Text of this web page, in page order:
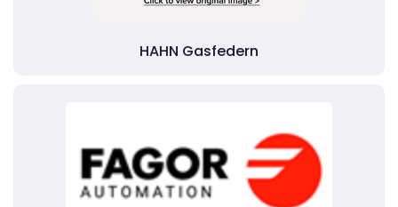
HAHN Gasfedern